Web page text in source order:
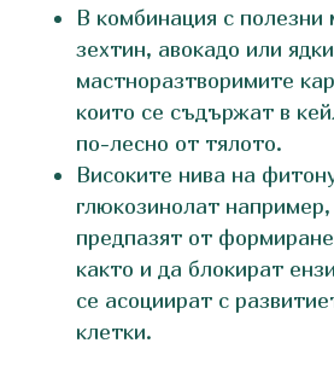
В комбинация с полезни
зехтин, авокадо или
мастноразтворимите
които се съдържат в
по-лесно от тялото.
Високите нива на
глюкозинолат
предпазят от
както и да блокират
се асоциират с
клетки.